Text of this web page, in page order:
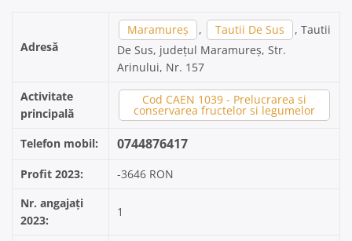
Adresă
Maramureș , Tautii De Sus
, Tautii
De Sus, județul Maramureș, Str.
Arinului, Nr. 157
Activitate
principală
Cod CAEN 1039 - Prelucrarea si
conservarea fructelor si legumelor
Telefon mobil: 0744876417
Profit 2023:
-3646 RON
Nr. angajați
2023:
1